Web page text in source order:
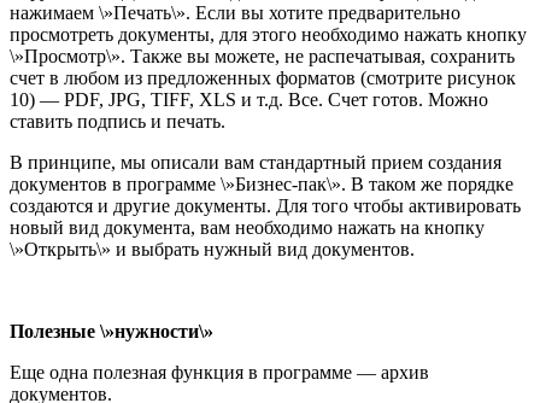
нажимаем \»Печать\». Если вы хотите предварительно
просмотреть документы, для этого необходимо нажать кнопку
\»Просмотр\». Также вы можете, не распечатывая, сохранить
счет в любом из предложенных форматов (смотрите рисунок
10) — PDF, JPG, TIFF, XLS и т.д. Все. Счет готов. Можно
ставить подпись и печать.
В принципе, мы описали вам стандартный прием создания
документов в программе \»Бизнес-пак\». В таком же порядке
создаются и другие документы. Для того чтобы активировать
новый вид документа, вам необходимо нажать на кнопку
\»Открыть\» и выбрать нужный вид документов.
Полезные \»нужности\»
Еще одна полезная функция в программе — архив
документов.